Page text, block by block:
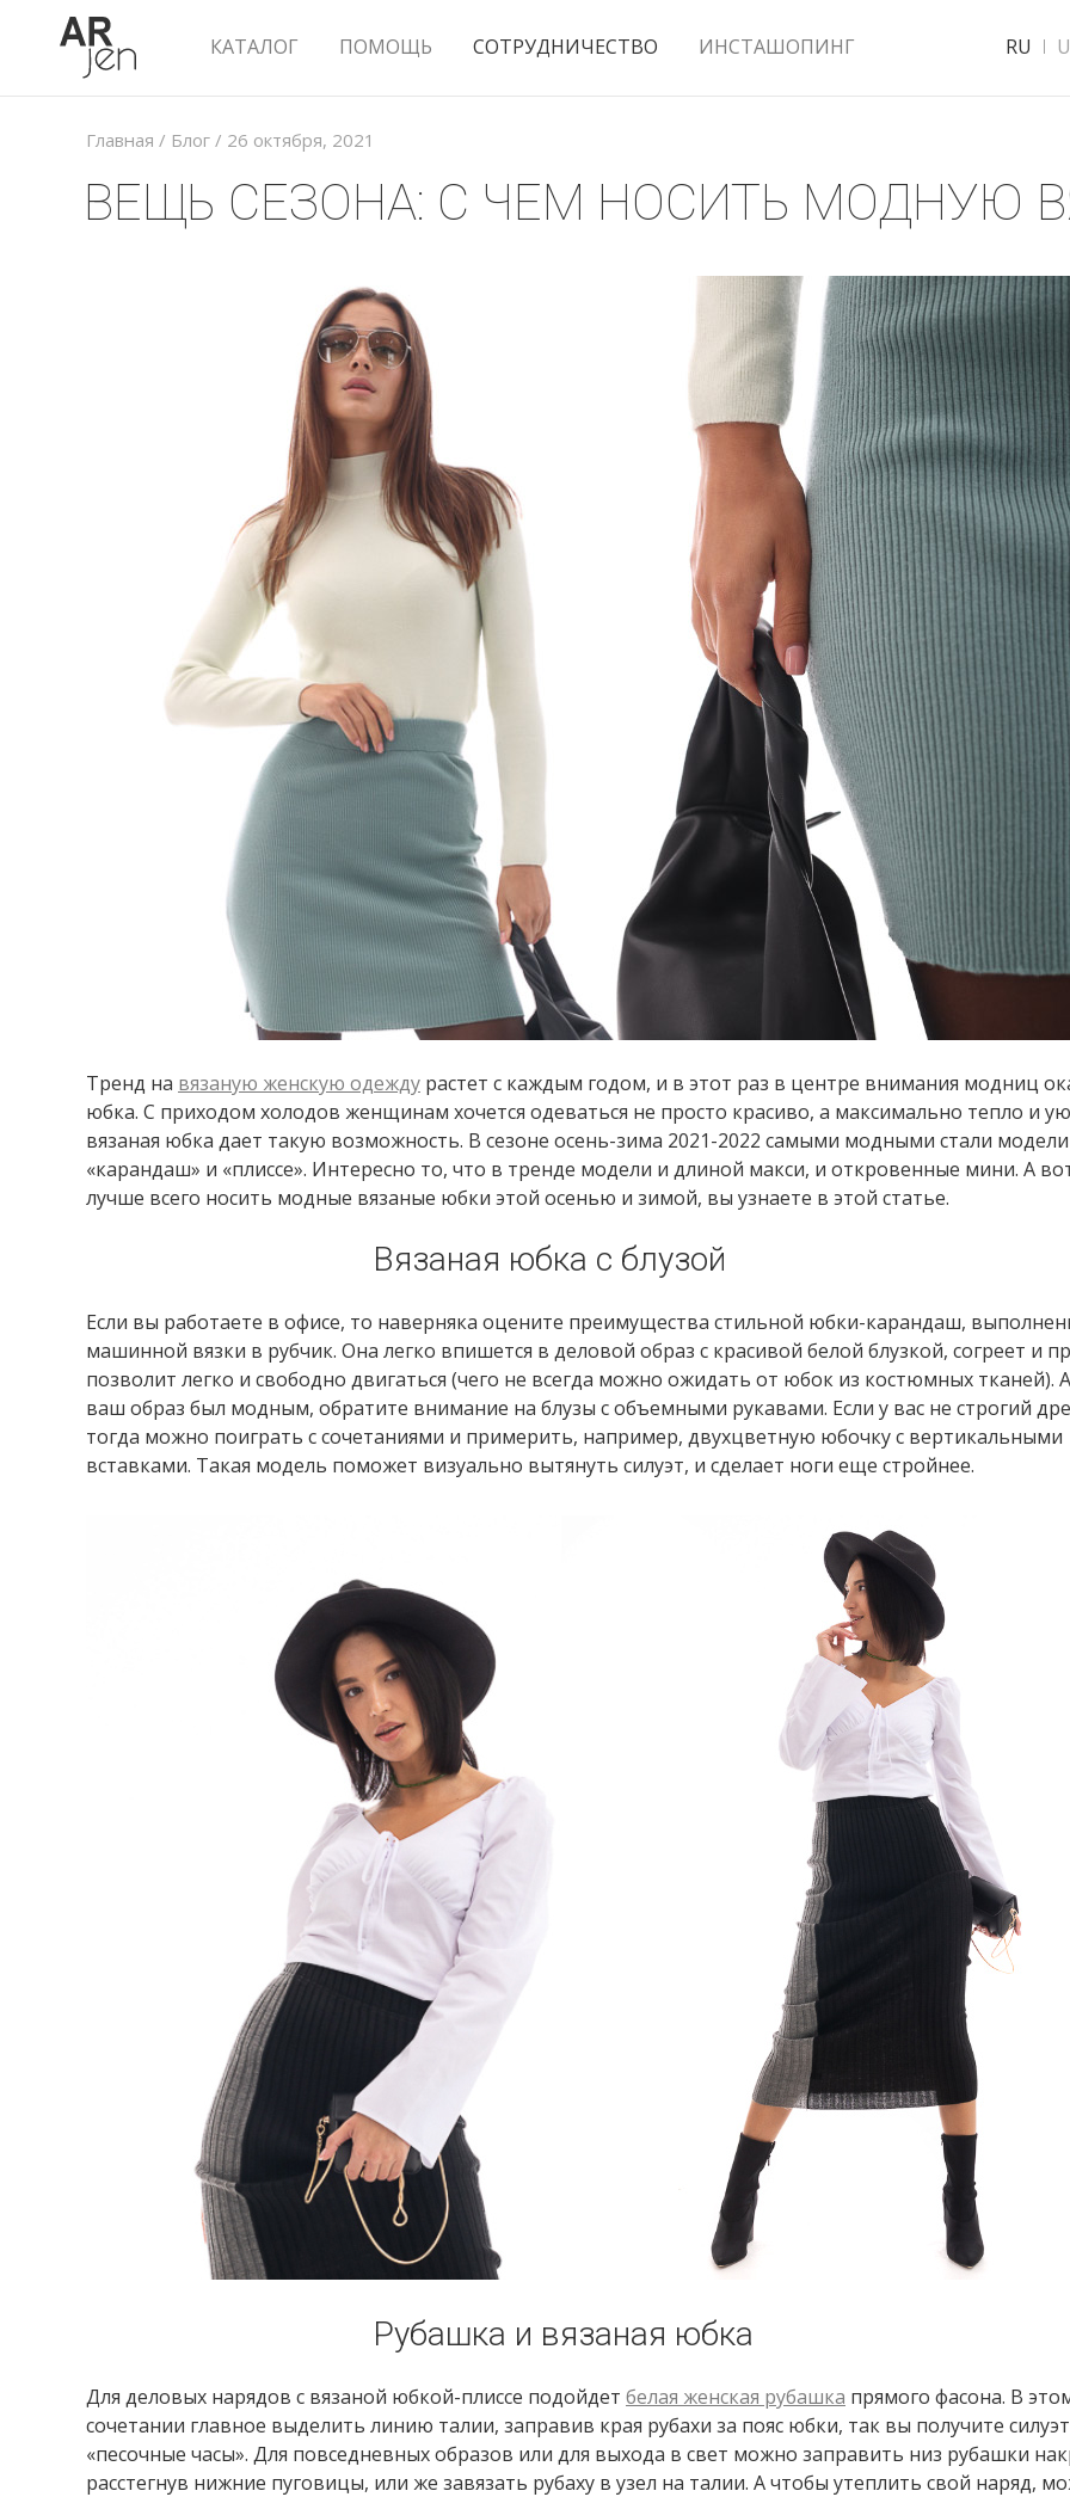
КАТАЛОГ ПОМОЩЬ СОТРУДНИЧЕСТВО ИНСТАШОПИНГ RU
Главная / Блог / 26 октября, 2021
ВЕЩЬ СЕЗОНА: С ЧЕМ НОСИТЬ МОДНУЮ
Тренд на вязаную женскую одежду растет с каждым годом, и в этот раз в центре внимания модниц
юбка. С приходом холодов женщинам хочется одеваться не просто красиво, а максимально тепло и
вязаная юбка дает такую возможность. В сезоне осень-зима 2021-2022 самыми модными стали модели
«карандаш» и «плиссе». Интересно то, что в тренде модели и длиной макси, и откровенные мини. А
лучше всего носить модные вязаные юбки этой осенью и зимой, вы узнаете в этой статье.
Вязаная юбка с блузой
Если вы работаете в офисе, то наверняка оцените преимущества стильной юбки-карандаш,
машинной вязки в рубчик. Она легко впишется в деловой образ с красивой белой блузкой, согреет и
позволит легко и свободно двигаться (чего не всегда можно ожидать от юбок из костюмных тканей).
ваш образ был модным, обратите внимание на блузы с объемными рукавами. Если у вас не строгий
тогда можно поиграть с сочетаниями и примерить, например, двухцветную юбочку с вертикальными
вставками. Такая модель поможет визуально вытянуть силуэт, и сделает ноги еще стройнее.
Рубашка и вязаная юбка
Для деловых нарядов с вязаной юбкой-плиссе подойдет белая женская рубашка прямого фасона. В
сочетании главное выделить линию талии, заправив края рубахи за пояс юбки, так вы получите силуэт
«песочные часы». Для повседневных образов или для выхода в свет можно заправить низ рубашки
расстегнув нижние пуговицы, или же завязать рубаху в узел на талии. А чтобы утеплить свой наряд,